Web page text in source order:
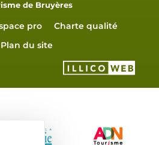
de Bruyères
pro
Charte qualité
Plan du site